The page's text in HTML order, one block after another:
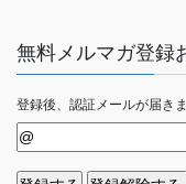
無料メルマガ登録
登録後、認証メールが届き